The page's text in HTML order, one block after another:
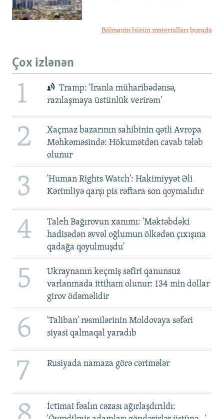
Bölmənin bütün materialları burada
Çox izlənən
1
Tramp: 'İranla müharibədənsə,
razılaşmaya üstünlük verirəm'
2
Xaçmaz bazarının sahibinin qətli Avropa
Məhkəməsində: Hökumətdən cavab tələb
olunur
3
'Human Rights Watch': Hakimiyyət Əli
Kərimliyə qarşı pis rəftara son qoymalıdır
4
Taleh Bağırovun xanımı: 'Məktəbdəki
hadisədən əvvəl oğlumun ölkədən çıxışına
qadağa qoyulmuşdu'
5
Ukraynanın keçmiş səfiri qanunsuz
varlanmada ittiham olunur: 134 min dollar
girov ödəməlidir
6
'Taliban' rəsmilərinin Moldovaya səfəri
siyasi qalmaqal yaradıb
7 Rusiyada namaza görə cərimələr
İctimai fəalın cəzası ağırlaşdırıldı: